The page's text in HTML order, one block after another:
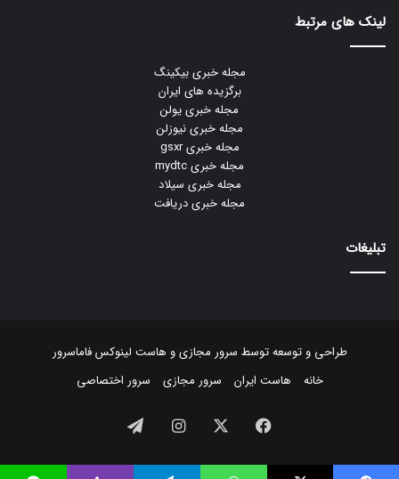
لینک های مرتبط
مجله خبری بیکینگ
برگزیده های ایران
مجله خبری یولن
مجله خبری نیوزلن
مجله خبری gsxr
مجله خبری mydtc
مجله خبری سیلاد
مجله خبری دریافت
تبلیغات
طراحی و توسعه توسط سرور مجازیو هاست لینوکسفاماسرور
خانه
هاست ایران سرور مجازی سرور اختصاصی
فیسبوک ایکس اینستاگرام